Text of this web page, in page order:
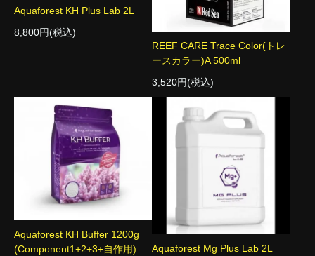
Aquaforest KH Plus Lab 2L
8,800円(税込)
REEF CARE Trace Color(トレ
ースカラー)A 500ml
3,520円(税込)
Aquaforest KH Buffer 1200g
(Component1+2+3+自作用)
Aquaforest Mg Plus Lab 2L